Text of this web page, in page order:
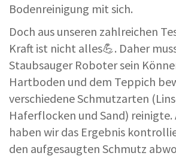
Bodenreinigung mit sich.
Doch aus unseren zahlreichen
Kraft ist nicht alles💪. Daher
Staubsauger Roboter sein
Hartboden und dem Teppich
verschiedene Schmutzarten
Haferflocken und Sand) reinigte.
haben wir das Ergebnis
den aufgesaugten Schmutz